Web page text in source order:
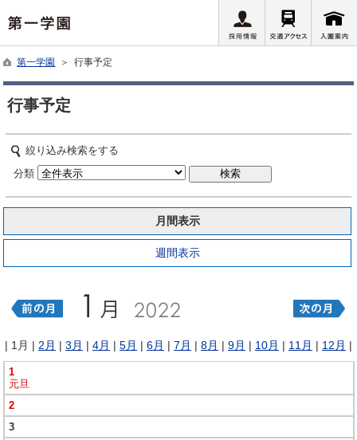
第一学園 ＞ 行事予定
行事予定
絞り込み検索をする
分類
月間表示
週間表示
| 1月 | 2月 | 3月 | 4月 | 5月 | 6月 | 7月 | 8月 | 9月 | 10月 | 11月 | 12月 |
1
元旦
2
3